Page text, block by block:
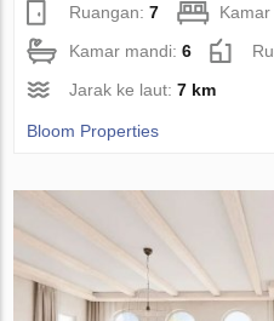
Ruangan:7
Kamar mandi:6
Jarak ke laut:7 km
Bloom Properties